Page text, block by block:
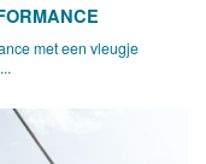
met een vleugje